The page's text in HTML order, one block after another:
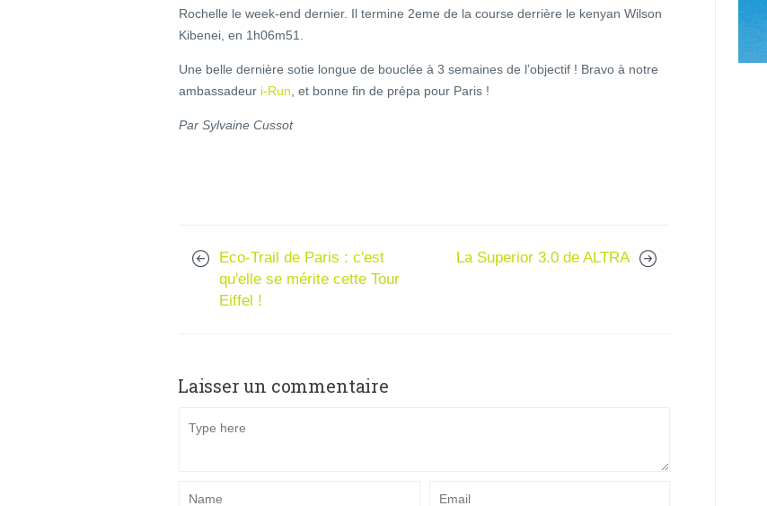
Rochelle le week-end dernier. Il termine 2eme de la course derrière le kenyan Wilson
Kibenei, en 1h06m51.
Une belle dernière sotie longue de bouclée à 3 semaines de l’objectif ! Bravo à notre
ambassadeur i-Run , et bonne fin de prépa pour Paris !
Par Sylvaine Cussot
Eco-Trail de Paris : c'est
qu'elle se mérite cette Tour
Eiffel !
La Superior 3.0 de ALTRA
Laisser un commentaire